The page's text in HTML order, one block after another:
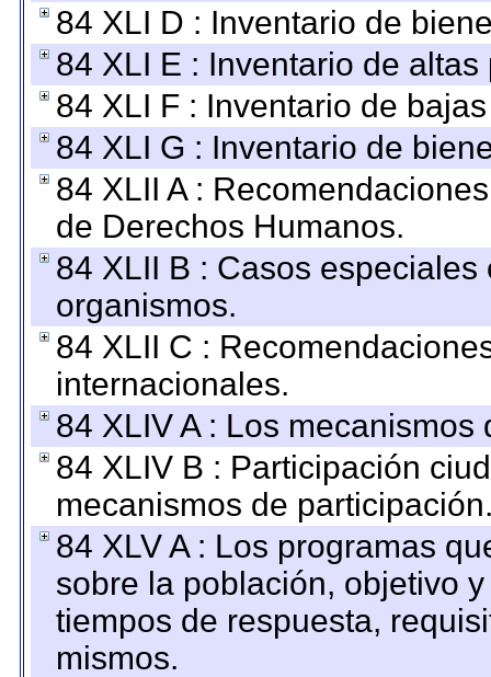
84 XLI D : Inventario de
84 XLI E : Inventario de
84 XLI F : Inventario de
84 XLI G : Inventario de
84 XLII A :
de Derechos Humanos.
84 XLII B : Casos
organismos.
84 XLII C :
internacionales.
84 XLIV A : Los
84 XLIV B : Participación
mecanismos de
84 XLV A : Los programas
sobre la población, objetivo
tiempos de respuesta,
mismos.